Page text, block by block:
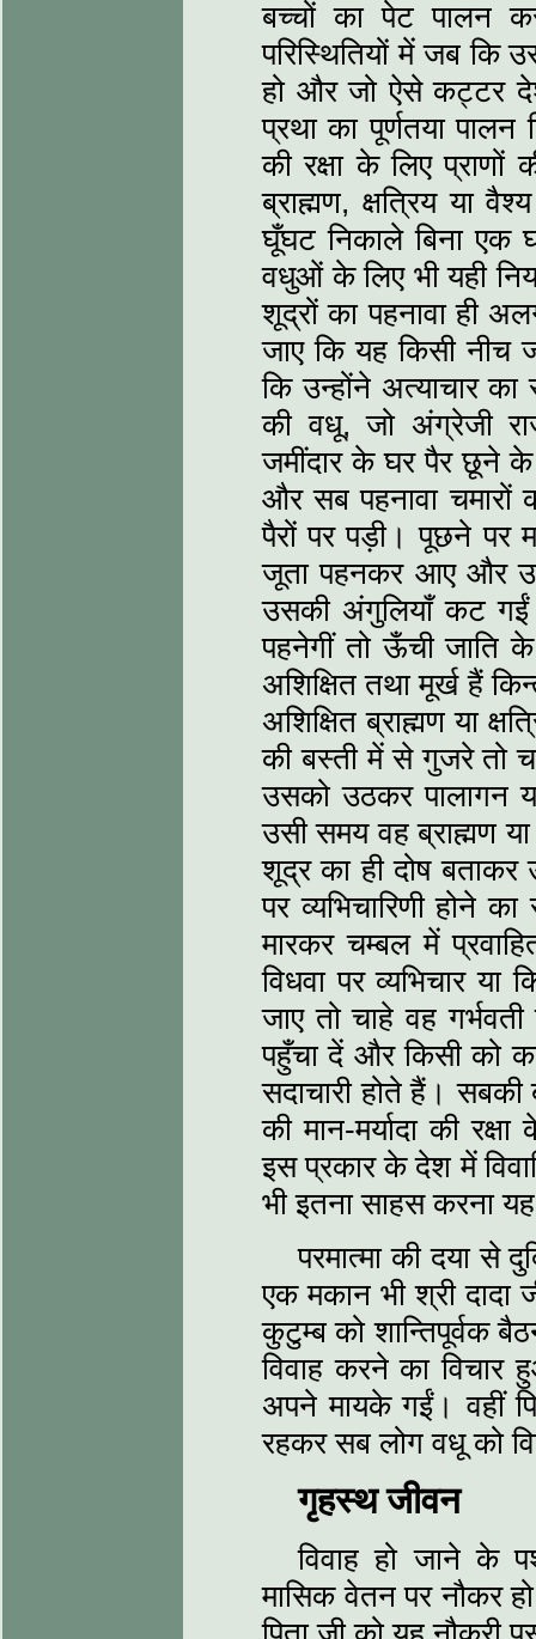
बच्चों का पेट पालन
परिस्थितियों में जब कि
हो और जो ऐसे कट्टर
प्रथा का पूर्णतया
की रक्षा के लिए प्राणों
ब्राह्मण, क्षत्रिय या
घूँघट निकाले बिना एक
वधुओं के लिए भी यही
शूद्रों का पहनावा ही
जाए कि यह किसी नीच
कि उन्होंने अत्याचार
की वधू, जो अंग्रेजी
जमींदार के घर पैर छूने के
और सब पहनावा चमारों
पैरों पर पड़ी। पूछने पर
जूता पहनकर आए और
उसकी अंगुलियाँ कट
पहनेगीं तो ऊँची जाति
अशिक्षित तथा मूर्ख हैं
अशिक्षित ब्राह्मण या
की बस्ती में से गुजरे तो
उसको उठकर पालागन
उसी समय वह ब्राह्मण
शूद्र का ही दोष बताकर
पर व्यभिचारिणी होने
मारकर चम्बल में
विधवा पर व्यभिचार या
जाए तो चाहे वह
पहुँचा दें और किसी को
सदाचारी होते हैं।
की मान-मर्यादा की
इस प्रकार के देश में
भी इतना साहस करना
परमात्मा की दया से
एक मकान भी श्री दादा
कुटुम्ब को शान्तिपूर्वक
विवाह करने का विचार
अपने मायके गईं। वहीं
रहकर सब लोग वधू को
गृहस्थ जीवन
विवाह हो जाने के
मासिक वेतन पर नौकर